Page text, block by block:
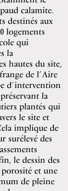
calamite.
destinés aux
logements
qui
la
hautes du site,
de l’Aire
d’intervention
la
plantés qui
le site et
implique de
surélevé des
le dessin des
et une
de pleine